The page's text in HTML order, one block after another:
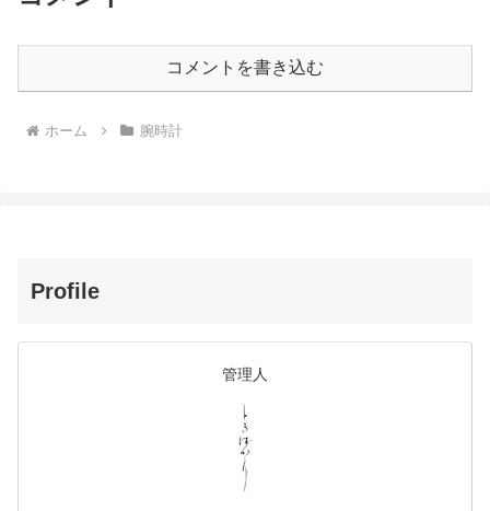
コメントを書き込む
ホーム 腕時計
Profile
管理人